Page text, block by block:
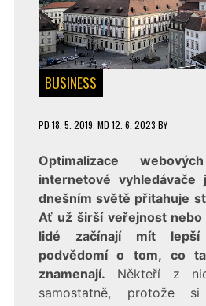
BUSINESS
PD 18. 5. 2019; MD 12. 6. 2023 BY
Optimalizace
internetové
dnešním světě přitahuje
Ať už širší veřejnost
lidé začínají mít lepší
podvědomí o tom, co
znamenají. Někteří z
samostatně, protože